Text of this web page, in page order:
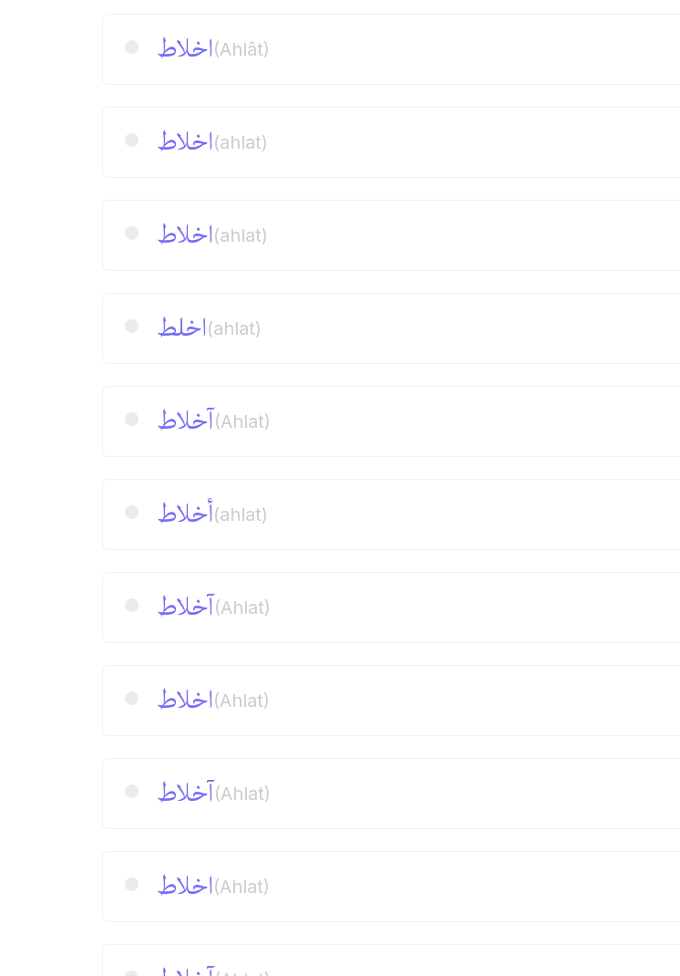
اخلاط(Ahlât)
اخلاط(ahlat)
اخلاط(ahlat)
اخلط(ahlat)
آخلاط(Ahlat)
أخلاط(ahlat)
آخلاط(Ahlat)
اخلاط(Ahlat)
آخلاط(Ahlat)
اخلاط(Ahlat)